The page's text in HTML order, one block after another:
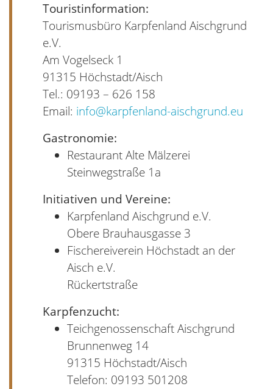
Touristinformation:
Tourismusbüro Karpfenland Aischgrund
e.V.
Am Vogelseck 1
91315 Höchstadt/Aisch
Tel.: 09193 – 626 158
Email: info@karpfenland-aischgrund.eu
Gastronomie:
Restaurant Alte Mälzerei
Steinwegstraße 1a
Initiativen und Vereine:
Karpfenland Aischgrund e.V.
Obere Brauhausgasse 3
Fischereiverein Höchstadt an der
Aisch e.V.
Rückertstraße
Karpfenzucht:
Teichgenossenschaft Aischgrund
Brunnenweg 14
91315 Höchstadt/Aisch
Telefon: 09193 501208